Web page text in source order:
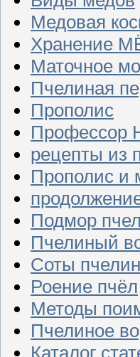
Медовая
Хранение
Маточное
Пчелиная
Прополис
Профессор
рецепты из
Прополис и
Подмор
Пчелиный
Соты
Роение пчёл
Методы
Пчелиное
Каталог